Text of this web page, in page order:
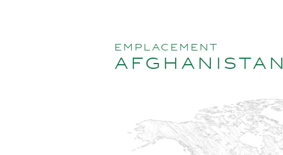
emplacement
Afghanistan